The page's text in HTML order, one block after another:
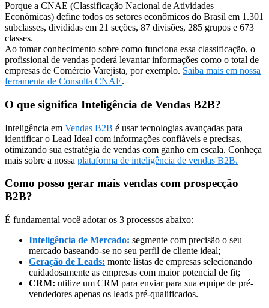
Porque a CNAE (Classificação Nacional de Atividades
Econômicas) define todos os setores econômicos do Brasil em 1.301
subclasses, divididas em 21 seções, 87 divisões, 285 grupos e 673
classes.
Ao tomar conhecimento sobre como funciona essa classificação, o
profissional de vendas poderá levantar informações como o total de
empresas de Comércio Varejista, por exemplo. Saiba mais em nossa
ferramenta de Consulta CNAE.
O que significa Inteligência de Vendas B2B?
Inteligência em Vendas B2B é usar tecnologias avançadas para
identificar o Lead Ideal com informações confiáveis e precisas,
otimizando sua estratégia de vendas com ganho em escala. Conheça
mais sobre a nossa plataforma de inteligência de vendas B2B.
Como posso gerar mais vendas com prospecção
B2B?
É fundamental você adotar os 3 processos abaixo:
Inteligência de Mercado: segmente com precisão o seu
mercado baseando-se no seu perfil de cliente ideal;
Geração de Leads: monte listas de empresas selecionando
cuidadosamente as empresas com maior potencial de fit;
CRM: utilize um CRM para enviar para sua equipe de pré-
vendedores apenas os leads pré-qualificados.